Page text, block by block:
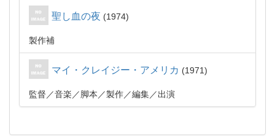
聖し血の夜 1974
製作補
マイ・クレイジー・アメリカ 1971
監督 音楽 脚本 製作 編集 出演